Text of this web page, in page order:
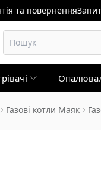
та повернення
Газові котли Маяк